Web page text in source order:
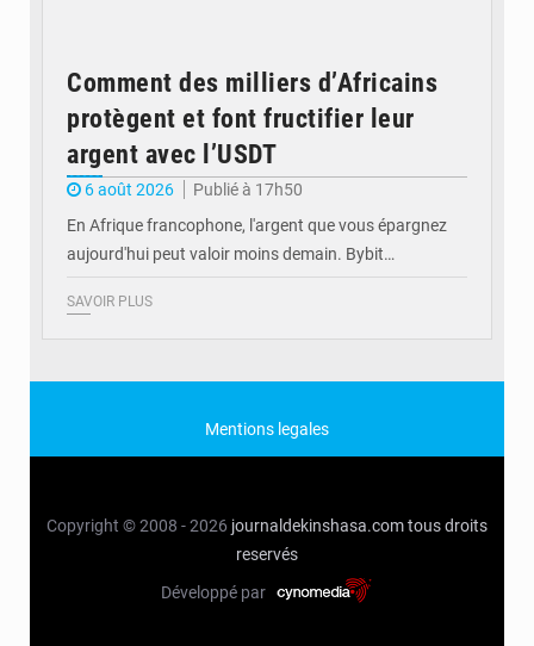
Comment des milliers d’Africains
protègent et font fructifier leur
argent avec l’USDT
6 août 2026
Publié à 17h50
En Afrique francophone, l'argent que vous épargnez
aujourd'hui peut valoir moins demain. Bybit…
SAVOIR PLUS
Mentions legales
Copyright © 2008 - 2026 journaldekinshasa.comtous droits
reservés
Développé par